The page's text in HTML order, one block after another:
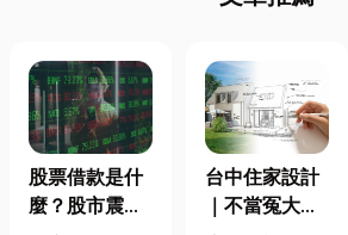
股票借款是什
麼？股市震盪|
台中住家設計
｜不當冤大